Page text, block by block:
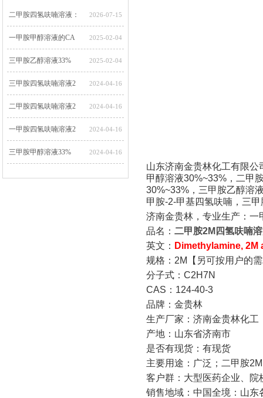
山东济南金贵林化工有限
甲醇溶液30%~33%，二甲
30%~33%，三甲胺乙醇溶
甲胺-2-甲基四氢呋喃，三
济南金贵林，专业生产：
品名： 二甲胺2M 四氢呋喃
英文： Dimethylamine,
规格： 2M
【另可按用户的
分子式： C2H7N
CAS ： 124-40-3
品牌：金贵林
生产厂家：济南金贵林化工
产地：山东省济南市
是否有现货：有现货
主要用途：广泛；二甲胺2M
客户群：大型医药企业、
销售地域：中国全境：山东
二甲胺四氢呋喃溶液： 2026-07-15
一甲胺甲醇溶液的CA 2025-02-04
三甲胺乙醇溶液33% 2025-02-04
三甲胺四氢呋喃溶液2 2024-04-16
二甲胺四氢呋喃溶液2 2024-04-16
一甲胺四氢呋喃溶液2 2024-04-16
三甲胺甲醇溶液33% 2024-04-16